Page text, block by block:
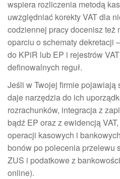
wspiera rozliczenia metodą
uwzględniać korekty VAT dla
codziennej pracy docenisz też
oparciu o schematy dekretacji
do KPiR lub EP i rejestrów
definowalnych reguł.
Jeśli w Twojej firmie pojawiają
daje narzędzia do ich
rozrachunków, integracja z
bądź EP oraz z ewidencją
operacji kasowych i
bonów po polecenia przelewu
ZUS i podatkowe z
online).